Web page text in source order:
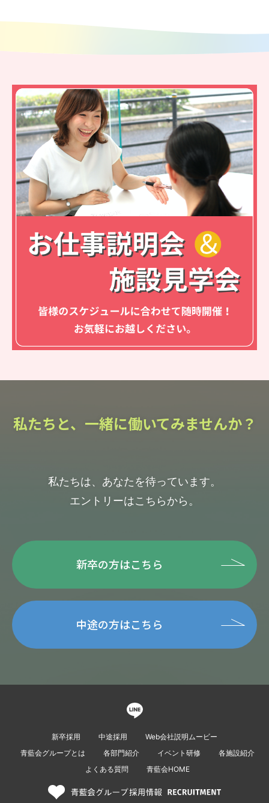
私たちと、一緒に働いてみませんか？
私たちは、あなたを待っています。
エントリーはこちらから。
新卒の方はこちら
中途の方はこちら
新卒採用 中途採用
Web会社説明ムービー
青藍会グループとは
各部門紹介 イベント研修
各施設紹介
よくある質問
青藍会HOME